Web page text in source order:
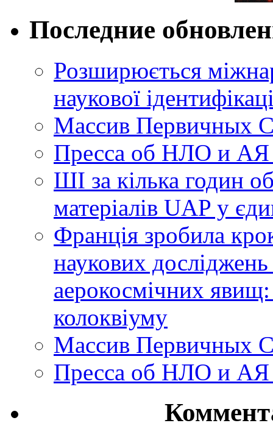
Последние
Розширюється
наукової
Массив Первичных
Пресса об НЛО и
ШІ за кілька годин
матеріалів UAP у
Франція зробила
наукових
аерокосмічних
колоквіуму
Массив Первичных
Пресса об НЛО и